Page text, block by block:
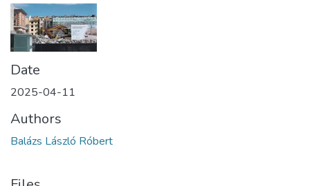
About us
Date
2025-04-11
Authors
Balázs László Róbert